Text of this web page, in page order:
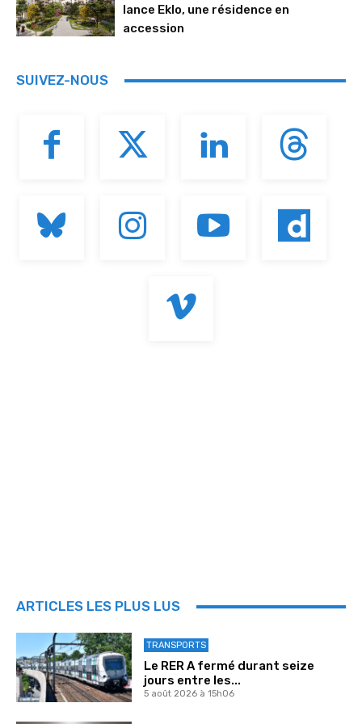
lance Eklo, une résidence en
accession
SUIVEZ-NOUS
ARTICLES LES PLUS LUS
TRANSPORTS
Le RER A fermé durant seize
jours entre les...
5 août 2026 à 15h06